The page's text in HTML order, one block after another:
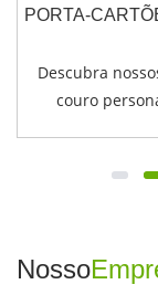
PORTA-
Descubra
couro
Nosso